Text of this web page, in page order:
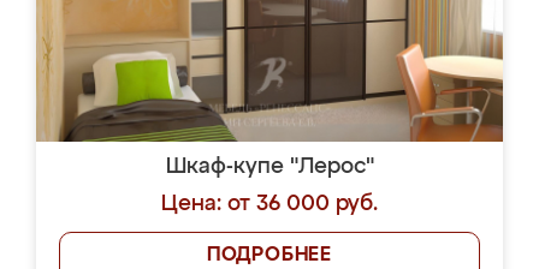
Шкаф-купе "Лерос"
Цена: от 36 000 руб.
ПОДРОБНЕЕ